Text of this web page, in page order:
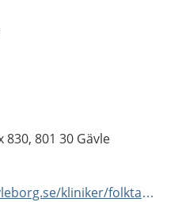
801 30 Gävle
kliniker/